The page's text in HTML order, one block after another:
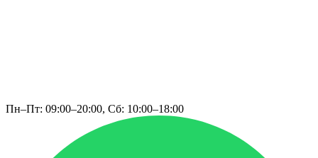
Пн–Пт: 09:00–20:00, Сб: 10:00–18:00